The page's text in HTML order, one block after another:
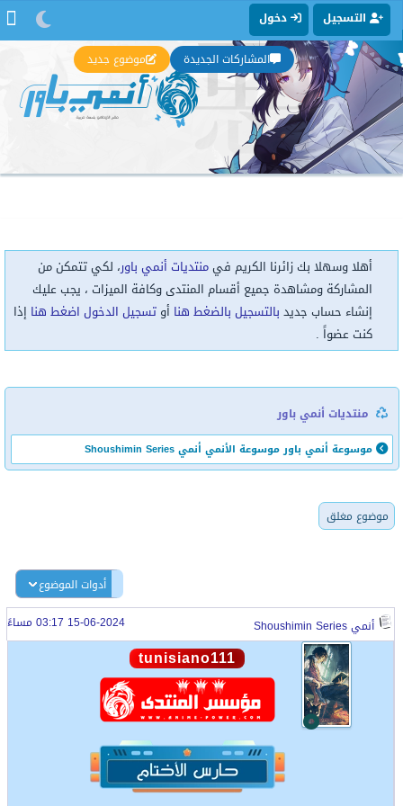
التسجيل دخول
المشاركات الجديدة موضوع جديد
أهلا وسهلا بك زائرنا الكريم فيمنتديات أنمي باور، لكي تتمكن من
المشاركة ومشاهدة جميع أقسام المنتدى وكافة الميزات ، يجب عليك
إنشاء حساب جديد بالتسجيل بالضغط هنا أوتسجيل الدخول اضغط هنا إذا
كنت عضواً .
منتديات أنمي باور
موسوعة أنمي باور موسوعة الأنمي أنمي Shoushimin Series
موضوع مغلق
أدوات الموضوع
أنمي Shoushimin Series 15-06-2024 03:17 مساءً
tunisiano111